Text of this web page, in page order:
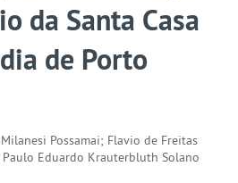
da Santa Casa
de Porto
Possamai; Flavio de Freitas
Eduardo Krauterbluth Solano